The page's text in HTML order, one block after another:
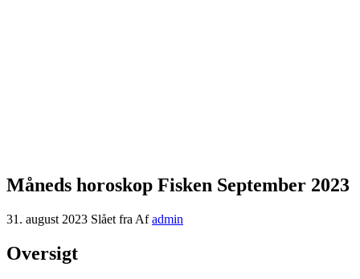
Måneds horoskop Fisken September 2023
31. august 2023 Slået fra Af admin
Oversigt